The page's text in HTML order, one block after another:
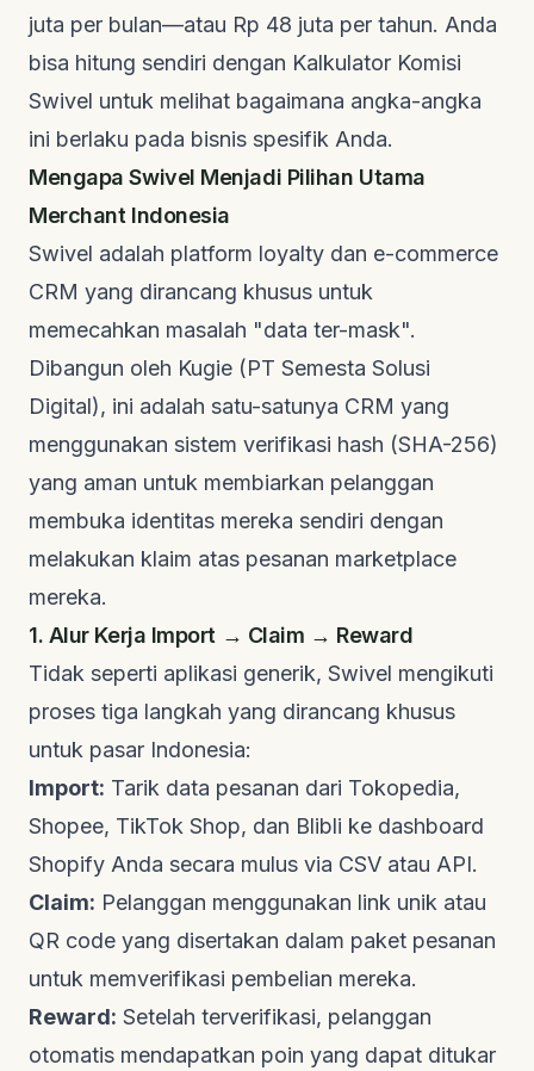
juta per bulan—atau Rp 48 juta per tahun. Anda
bisa hitung sendiri dengan Kalkulator Komisi
Swivel untuk melihat bagaimana angka-angka
ini berlaku pada bisnis spesifik Anda.
Mengapa Swivel Menjadi Pilihan Utama
Merchant Indonesia
Swivel adalah platform loyalty dan e-commerce
CRM yang dirancang khusus untuk
memecahkan masalah "data ter-mask".
Dibangun oleh Kugie (PT Semesta Solusi
Digital), ini adalah satu-satunya CRM yang
menggunakan sistem verifikasi hash (SHA-256)
yang aman untuk membiarkan pelanggan
membuka identitas mereka sendiri dengan
melakukan klaim atas pesanan marketplace
mereka.
1. Alur Kerja Import → Claim → Reward
Tidak seperti aplikasi generik, Swivel mengikuti
proses tiga langkah yang dirancang khusus
untuk pasar Indonesia:
Import: Tarik data pesanan dari Tokopedia,
Shopee, TikTok Shop, dan Blibli ke dashboard
Shopify Anda secara mulus via CSV atau API.
Claim: Pelanggan menggunakan link unik atau
QR code yang disertakan dalam paket pesanan
untuk memverifikasi pembelian mereka.
Reward: Setelah terverifikasi, pelanggan
otomatis mendapatkan poin yang dapat ditukar